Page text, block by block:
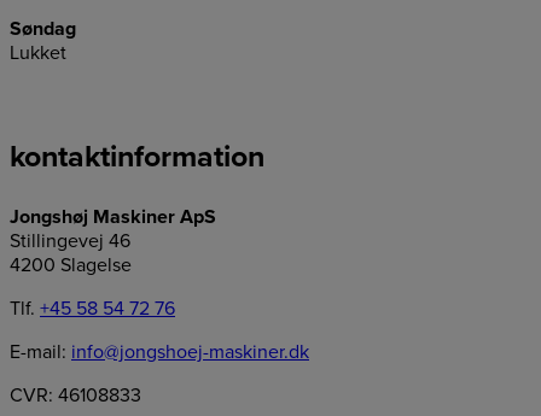
Søndag
Lukket
kontaktinformation
Jongshøj Maskiner ApS
Stillingevej 46
4200 Slagelse
Tlf. +45 58 54 72 76
E-mail: info@jongshoej-maskiner.dk
CVR: 46108833